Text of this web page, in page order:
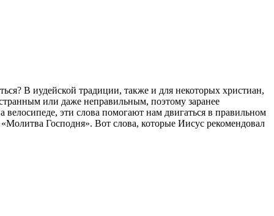
В иудейской традиции, также и для некоторых христиан,
или даже неправильным, поэтому заранее
эти слова помогают нам двигаться в правильном
Господня». Вот слова, которые Иисус рекомендовал